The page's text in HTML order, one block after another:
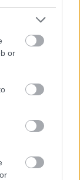
or
26.860.000